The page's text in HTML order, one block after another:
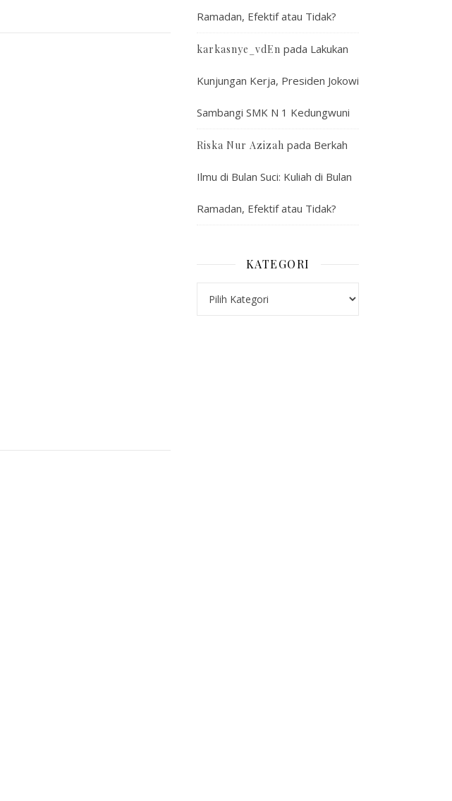
Ramadan, Efektif atau Tidak?
karkasnye_vdEn pada Lakukan
Kunjungan Kerja, Presiden Jokowi
Sambangi SMK N 1 Kedungwuni
Riska Nur Azizah pada Berkah
Ilmu di Bulan Suci: Kuliah di Bulan
Ramadan, Efektif atau Tidak?
KATEGORI